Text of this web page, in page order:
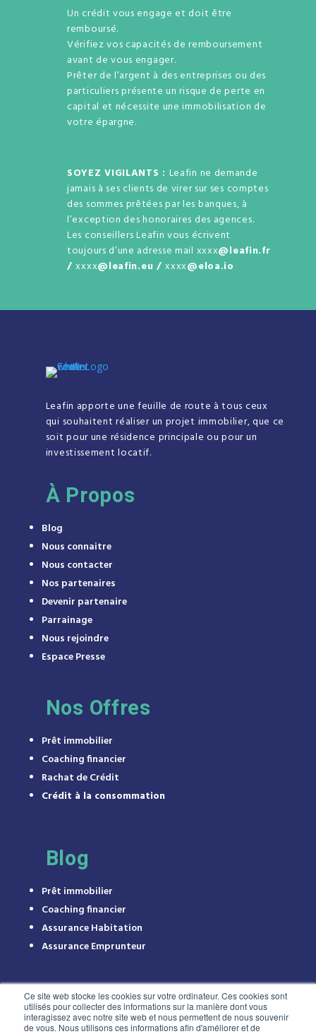
Ce site web stocke les cookies sur votre ordinateur. Ces cookies sont
utilisés pour collecter des informations sur la manière dont vous
interagissez avec notre site web et nous permettent de nous souvenir
de vous. Nous utilisons ces informations afin d'améliorer et de
Un crédit vous engage et doit être
remboursé.
Vérifiez vos capacités de remboursement
avant de vous engager.
Prêter de l’argent à des entreprises ou des
particuliers présente un risque de perte en
capital et nécessite une immobilisation de
votre épargne.
SOYEZ VIGILANTS : Leafin ne demande
jamais à ses clients de virer sur ses comptes
des sommes prêtées par les banques, à
l’exception des honoraires des agences.
Les conseillers Leafin vous écrivent
toujours d’une adresse mail xxxx@leafin.fr
/xxxx@leafin.eu /xxxx@eloa.io
Leafin apporte une feuille de route à tous ceux
qui souhaitent réaliser un projet immobilier, que ce
soit pour une résidence principale ou pour un
investissement locatif.
À Propos
Blog
Nous connaitre
Nous contacter
Nos partenaires
Devenir partenaire
Parrainage
Nous rejoindre
Espace Presse
Nos Offres
Prêt immobilier
Coaching financier
Rachat de Crédit
Crédit à la consommation
Blog
Prêt immobilier
Coaching financier
Assurance Habitation
Assurance Emprunteur